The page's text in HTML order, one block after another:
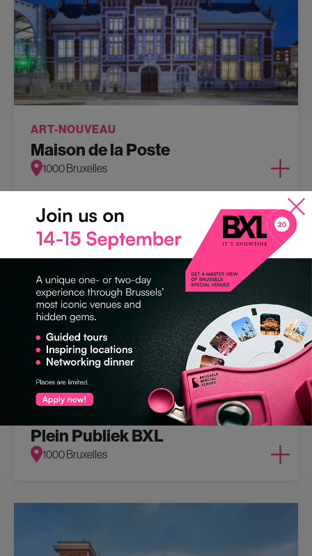
ART-NOUVEAU
Maison de la Poste
1000 Bruxelles
Plein Publiek BXL
1000 Bruxelles